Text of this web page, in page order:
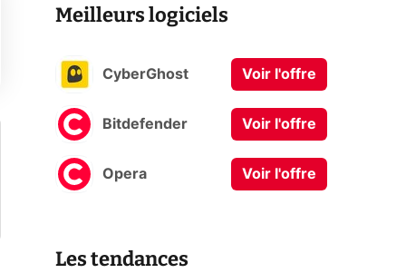
Meilleurs logiciels
CyberGhost Voir l'offre
Bitdefender Voir l'offre
Opera Voir l'offre
Les tendances